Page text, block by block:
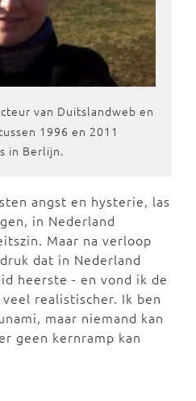
van Duitslandweb en
1996 en 2011
in Berlijn.
angst en hysterie, las
in Nederland
Maar na verloop
dat in Nederland
heerste - en vond ik de
realistischer. Ik ben
maar niemand kan
geen kernramp kan